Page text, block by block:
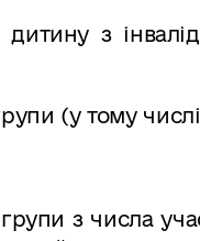
дитину з
(у тому
з числа